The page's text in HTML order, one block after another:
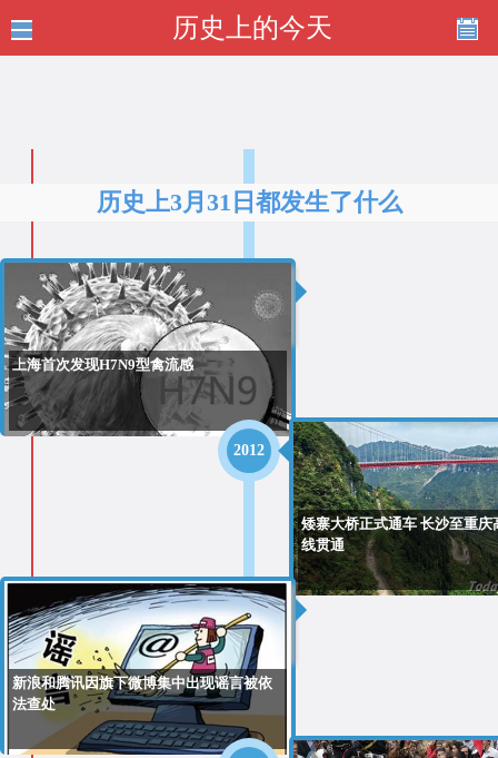
历史上的今天
历史上3月31日都发生了什么
2013
上海首次发现H7N9型禽流感
2012
矮寨大桥正式通车 长沙至重庆
线贯通
2012
新浪和腾讯因旗下微博集中出现谣言被依
法查处